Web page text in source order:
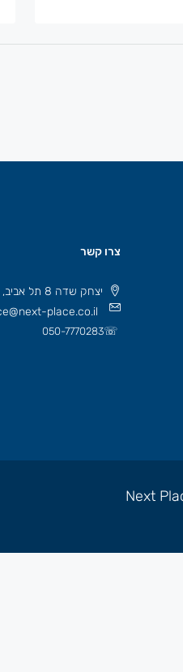
צרו קשר
יצחק שדה 8 תל אביב, ישראל 6777508
place.co.il
☏
050-7770283